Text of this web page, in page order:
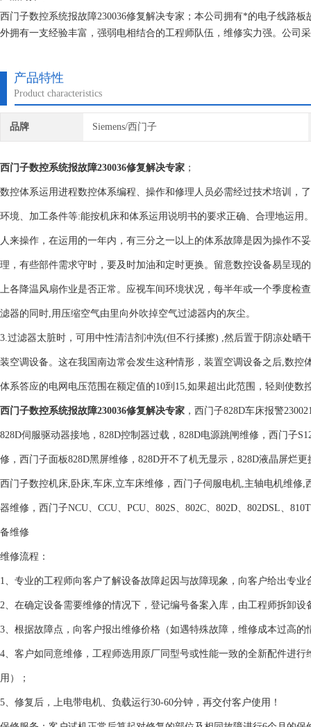
西门子数控系统报故障230036修复解决专家；本公司拥有*的电子线路
外拥有一支经验丰富，强弱电相结合的工程师队伍，维修实力强。公司
产品特性
Product characteristics
品牌 Siemens/西门子
西门子数控系统报故障230036修复解决专家 ；
数控体系运用进程数控体系编程、操作和修理人员必需经过技术培训，
环境、加工条件等:能按机床和体系运用说明书的要求正确、合理地运
人来操作，在运用的一年内，有三分之一以上的体系故障是因为操作不
理，有些部件需求守时，要及时加油和定时更换。留意数控设备易呈现
上各降温风扇作业是否正常。应视车间环境状况，每半年或一个季度检
滤器的同时,用压缩空气由里向外吹掉空气过滤器内的灰尘。
3.过滤器太脏时，可用中性清洁剂冲洗(但不行揉擦) ,然后置于阴凉处晒
装空调设备。这在我国南边常会发生这种情形，装置空调设备之后,数
体系答应的电网电压范围在额定值的10到15,如果超出此范围，轻则使
西门子数控系统报故障230036修复解决专家 ，西门子828D车床报警
828D伺服驱动器接地，828D控制器过载，828D电源跳闸维修，西门子
修，西门子面板828D黑屏维修，828D开不了机无显示，828D液晶屏烂
西门子数控机床,卧床,车床,立车床维修，西门子伺服电机,主轴电机维
器维修，西门子NCU、CCU、PCU、802S、802C、802D、802DSL、
备维修
维修流程：
1、专业的工程师向客户了解设备故障起因与故障现象，向客户给出专业
2、在确定设备需要维修的情况下，登记编号备案入库，由工程师拆卸设
3、根据故障点，向客户报出维修价格（如遇特殊故障，维修成本过高
4、客户如同意维修，工程师选用原厂同型号或性能一致的全新配件进
用）；
5、修复后，上电带电机、负载运行30-60分钟，再交付客户使用！